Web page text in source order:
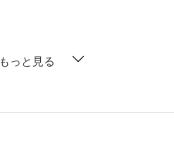
もっと見る